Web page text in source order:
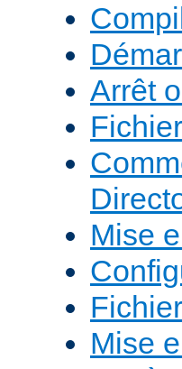
Arrêt
Mise
Mise